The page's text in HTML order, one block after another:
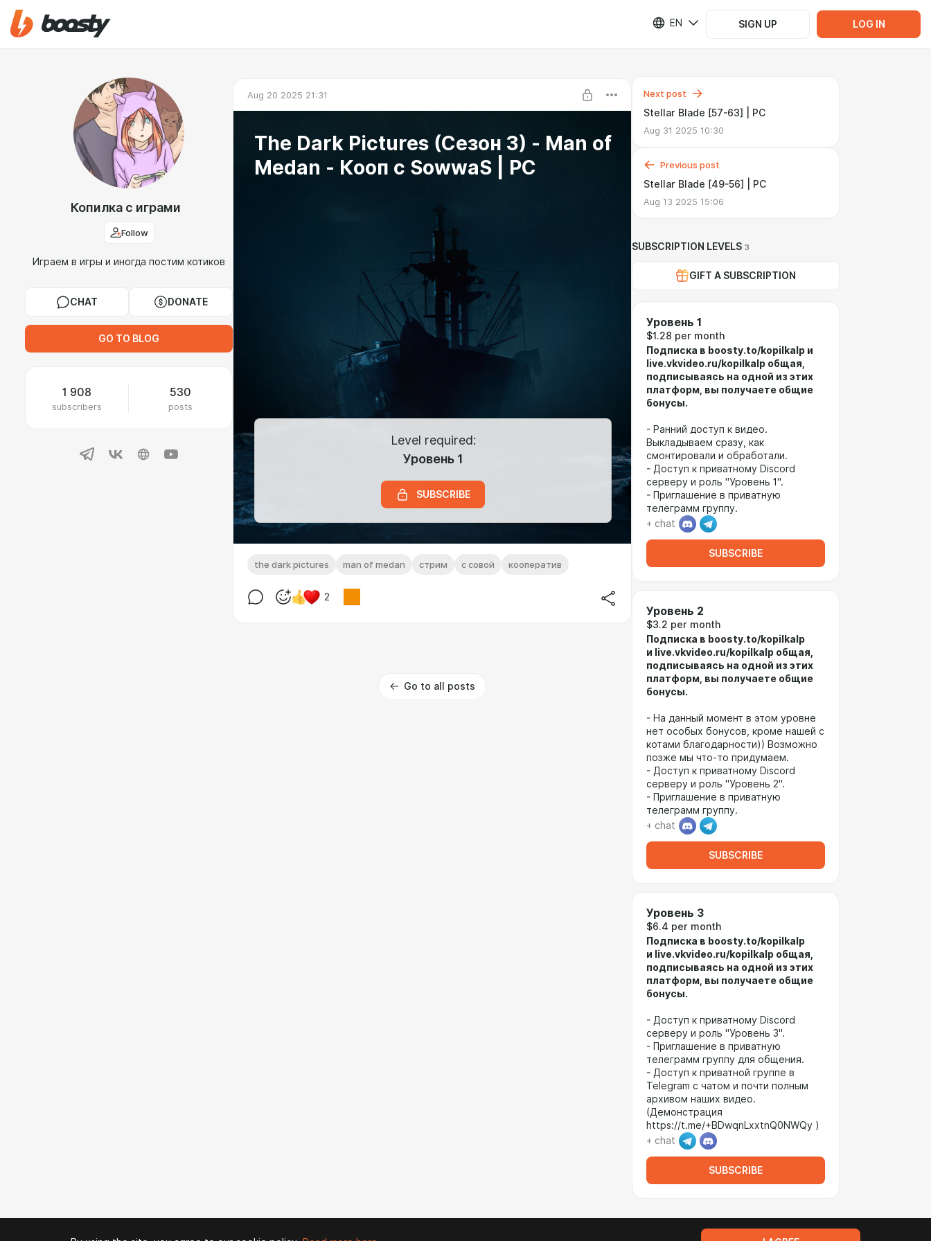
EN SIGN UP LOG IN
Копилка с играми
Follow
Играем в игры и иногда постим котиков
CHAT DONATE
GO TO BLOG
1 908
subscribers
530
posts
Aug 20 2025 21:31
The Dark Pictures (Сезон 3) - Man of
Medan - Кооп с SowwaS | PC
Level required:
Уровень 1
SUBSCRIBE
the dark pictures man of medan стрим с совой кооператив
2
Go to all posts
Next post
Stellar Blade [57-63] | PC
Aug 31 2025 10:30
Previous post
Stellar Blade [49-56] | PC
Aug 13 2025 15:06
SUBSCRIPTION LEVELS 3
GIFT A SUBSCRIPTION
Уровень 1
$1.28 per month
Подписка в boosty.to/kopilkalp и
live.vkvideo.ru/kopilkalp общая,
подписываясь на одной из этих
платформ, вы получаете общие
бонусы.
- Ранний доступ к видео.
Выкладываем сразу, как
смонтировали и обработали.
- Доступ к приватному Discord
серверу и роль "Уровень 1".
- Приглашение в приватную
телеграмм группу.
+ chat
SUBSCRIBE
Уровень 2
$3.2 per month
Подписка в boosty.to/kopilkalp
и live.vkvideo.ru/kopilkalp общая,
подписываясь на одной из этих
платформ, вы получаете общие
бонусы.
- На данный момент в этом уровне
нет особых бонусов, кроме нашей с
котами благодарности)) Возможно
позже мы что-то придумаем.
- Доступ к приватному Discord
серверу и роль "Уровень 2".
- Приглашение в приватную
телеграмм группу.
+ chat
SUBSCRIBE
Уровень 3
$6.4 per month
Подписка в boosty.to/kopilkalp
и live.vkvideo.ru/kopilkalp общая,
подписываясь на одной из этих
платформ, вы получаете общие
бонусы.
- Доступ к приватному Discord
серверу и роль "Уровень 3".
- Приглашение в приватную
телеграмм группу для общения.
- Доступ к приватной группе в
Telegram с чатом и почти полным
архивом наших видео.
(Демонстрация
https://t.me/+BDwqnLxxtnQ0NWQy )
+ chat
SUBSCRIBE